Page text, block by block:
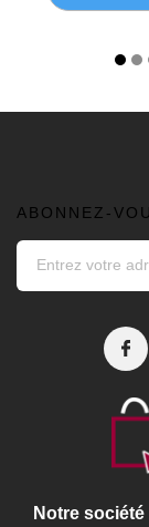
ABONNEZ-
Notre société